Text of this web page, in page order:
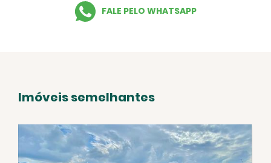
FECHAR
FALE PELO WHATSAPP
Imóveis semelhantes